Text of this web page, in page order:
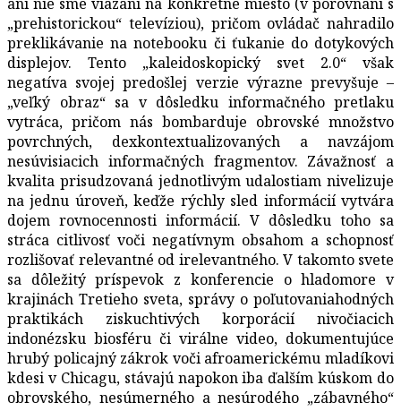
„prehistorickou“ televíziou), pričom ovládač nahradilo
preklikávanie na notebooku či ťukanie do dotykových
displejov. Tento „kaleidoskopický svet 2.0“ však
negatíva svojej predošlej verzie výrazne prevyšuje –
„veľký obraz“ sa v dôsledku informačného pretlaku
vytráca, pričom nás bombarduje obrovské množstvo
povrchných, dexkontextualizovaných a navzájom
nesúvisiacich informačných fragmentov. Závažnosť a
kvalita prisudzovaná jednotlivým udalostiam nivelizuje
na jednu úroveň, keďže rýchly sled informácií vytvára
dojem rovnocennosti informácií. V dôsledku toho sa
stráca citlivosť voči negatívnym obsahom a schopnosť
rozlišovať relevantné od irelevantného. V takomto svete
sa dôležitý príspevok z konferencie o hladomore v
krajinách Tretieho sveta, správy o poľutovaniahodných
praktikách ziskuchtivých korporácií nivočiacich
indonézsku biosféru či virálne video, dokumentujúce
hrubý policajný zákrok voči afroamerickému mladíkovi
kdesi v Chicagu, stávajú napokon iba ďalším kúskom do
obrovského, nesúmerného a nesúrodého „zábavného“